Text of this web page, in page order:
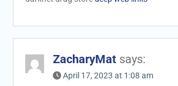
ZacharyMat says:
April 17, 2023 at 1:08 am